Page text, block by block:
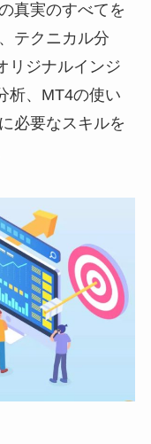
真実のすべてを
テクニカル分
リジナルインジ
析、MT4の使い
必要なスキルを